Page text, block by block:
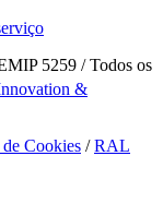
5259 / Todos os
&
Cookies /RAL